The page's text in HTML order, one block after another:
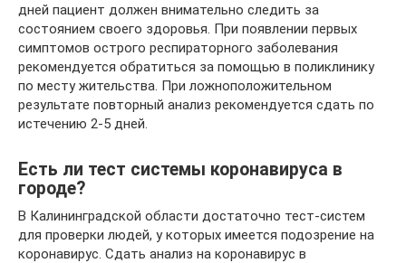
дней пациент должен внимательно следить за
состоянием своего здоровья. При появлении первых
симптомов острого респираторного заболевания
рекомендуется обратиться за помощью в поликлинику
по месту жительства. При ложноположительном
результате повторный анализ рекомендуется сдать по
истечению 2-5 дней.
Есть ли тест системы коронавируса в
городе?
В Калининградской области достаточно тест-систем
для проверки людей, у которых имеется подозрение на
коронавирус. Сдать анализ на коронавирус в